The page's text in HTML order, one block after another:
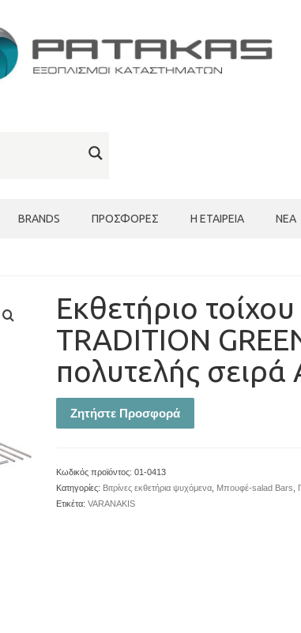
BRANDS ΠΡΟΣΦΟΡΈΣ Η ΕΤΑΙΡΕΊΑ ΝΈΑ
Εκθετήριο
TRADITION
πολυτελής σειρά
Ζητήστε Προσφορά
Κωδικός προϊόντος: 01-0413
Κατηγορίες: Βιτρίνες εκθετήρια ψυχόμενα, Μπουφέ-salad Bars
Ετικέτα: VARANAKIS